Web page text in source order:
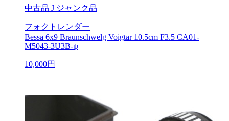
中古品 J ジャンク品
フォクトレンダー
Bessa 6x9 Braunschwelg Voigtar 10.5cm F3.5 CA01-
M5043-3U3B-ψ
10,000円